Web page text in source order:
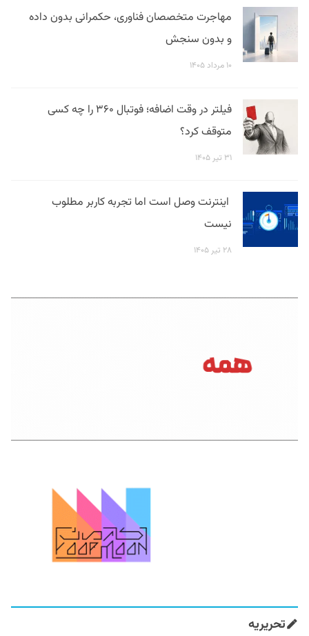
مهاجرت متخصصان فناوری، حکمرانی بدون داده
و بدون سنجش
۱۰ مرداد ۱۴۰۵
فیلتر در وقت اضافه؛ فوتبال ۳۶۰ را چه کسی
متوقف کرد؟
۳۱ تیر ۱۴۰۵
اینترنت وصل است اما تجربه کاربر مطلوب
نیست
۲۸ تیر ۱۴۰۵
تحریریه